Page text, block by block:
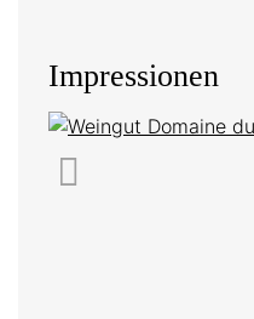
Impressionen